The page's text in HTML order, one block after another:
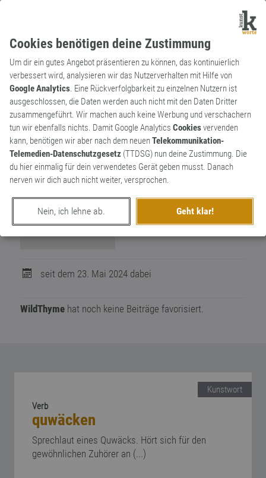
Cookies benötigen deine Zustimmung
Um dir ein gutes Angebot präsentieren zu können, das kontinuierlich
verbessert wird, analysieren wir das Nutzerverhalten mit Hilfe von
Google Analytics. Eine Rückverfolgbarkeit zu einzelnen Nutzern ist
ausgeschlossen, die Daten werden auch nicht mit den Daten Dritter
zusammengeführt. Wir machen auch keine Werbung und verschachern
tun wir ebenfalls nichts. Damit Google Analytics Cookiesvervenden
kann, benötigen wir aber nach dem neuenTelekommunikation-
Telemedien-Datenschutzgesetz (TTDSG) nun deine Zustimmung. Die
du hier einmalig für dein verwendetes Gerät geben musst. Danach
nerven wir dich auch nicht weiter, versprochen.
Nein, ich lehne ab. Geht klar!
Wortkünstler
WildThyme
3
0
seit dem 23. Mai 2024 dabei
WildThymehat noch keine Beiträge favorisiert.
Kunstwort
Verb
quwäcken
Sprechlaut eines Quwäcks. Hört sich für den
gewöhnlichen Zuhörer an (...)